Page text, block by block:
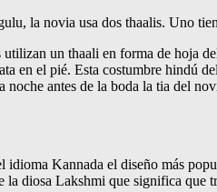
la novia usa dos thaalis. Uno
un thaali en forma de hoja
en el pié. Esta costumbre hindú
antes de la boda la tia del
idioma Kannada el diseño más
la diosa Lakshmi que significa que